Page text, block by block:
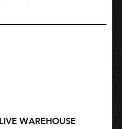
WAREHOUSE